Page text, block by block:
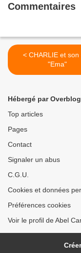
Commentaires
< CHARLIE et son clip
"Ema"
Hébergé par Overblog
Top articles
Pages
Contact
Signaler un abus
C.G.U.
Cookies et données
Préférences cookies
Voir le profil de Abel